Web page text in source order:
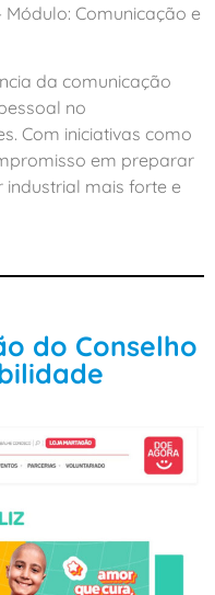
Comunicação e
da comunicação
no
Com iniciativas como
em preparar
mais forte e
do Conselho